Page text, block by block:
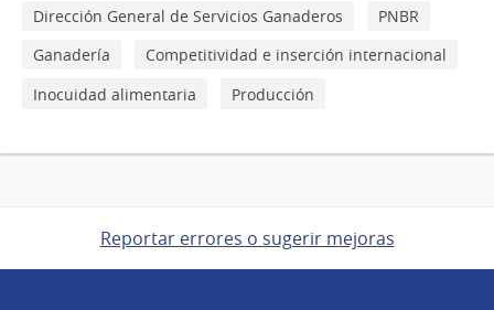
Dirección General de Servicios Ganaderos
PNBR
Ganadería
Competitividad e inserción internacional
Inocuidad alimentaria
Producción
Reportar errores o sugerir mejoras